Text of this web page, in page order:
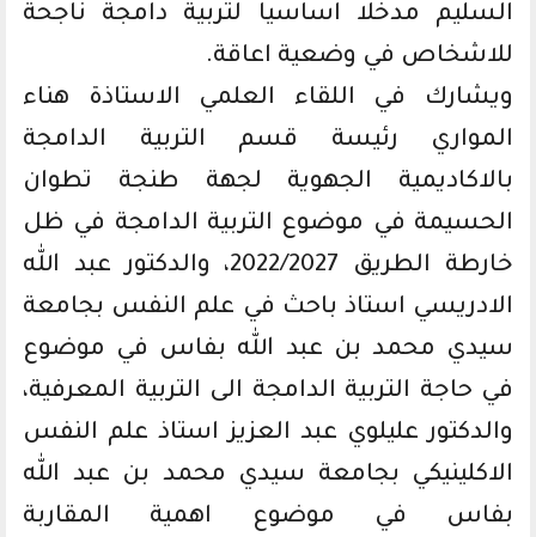
السليم مدخلا اساسيا لتربية دامجة ناجحة
للاشخاص في وضعية اعاقة.
ويشارك في اللقاء العلمي الاستاذة هناء
المواري رئيسة قسم التربية الدامجة
بالاكاديمية الجهوية لجهة طنجة تطوان
الحسيمة في موضوع التربية الدامجة في ظل
خارطة الطريق 2022/2027، والدكتور عبد الله
الادريسي استاذ باحث في علم النفس بجامعة
سيدي محمد بن عبد الله بفاس في موضوع
في حاجة التربية الدامجة الى التربية المعرفية،
والدكتور عليلوي عبد العزيز استاذ علم النفس
الاكلينيكي بجامعة سيدي محمد بن عبد الله
بفاس في موضوع اهمية المقاربة